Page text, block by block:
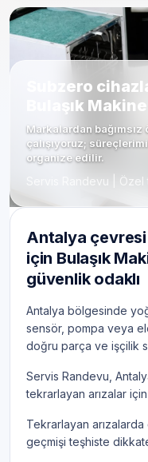
Subzero
Bulaşık
Markalardan
çalışıyoruz;
organize edilir.
Servis Randevu |
Antalya
için Bulaşık
güvenlik odaklı
Antalya bölgesinde
sensör, pompa veya
doğru parça ve işçilik
Servis Randevu,
tekrarlayan arızalar
Tekrarlayan
geçmişi teşhiste dikkate